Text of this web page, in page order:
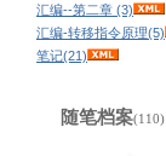
汇编--第二章 (3)
汇编-转移指令原理(5)
笔记(21)
随笔档案(110)